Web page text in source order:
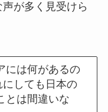
が多く見受けら
には何があるの
しても日本の
とは間違いな